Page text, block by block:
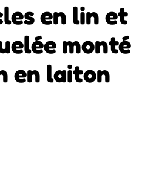
en lin et
monté
en laiton